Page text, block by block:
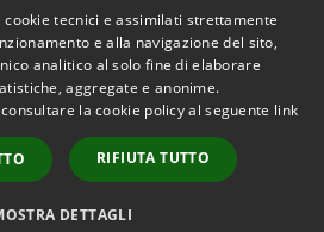
Copyright © 2026 • Città di
Comacchio • Powered by
Municipium•
Accesso
redazione
tecnici e assimilati strettamente
e alla navigazione del sito,
analitico al solo fine di elaborare
aggregate e anonime.
la cookie policy al seguente link
RIFIUTA TUTTO
DETTAGLI